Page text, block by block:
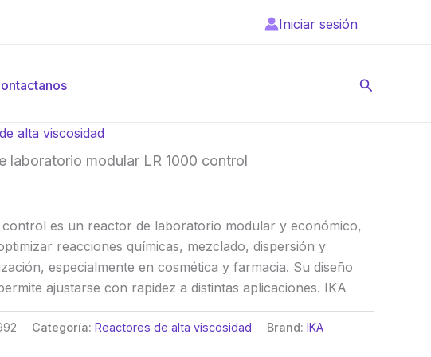
Iniciar sesión
Buscar
alta viscosidad
laboratorio modular LR 1000 control
control es un reactor de laboratorio modular y económico,
reacciones químicas, mezclado, dispersión y
especialmente en cosmética y farmacia. Su diseño
ajustarse con rapidez a distintas aplicaciones. IKA
Categoría: Reactores de alta viscosidad Brand: IKA